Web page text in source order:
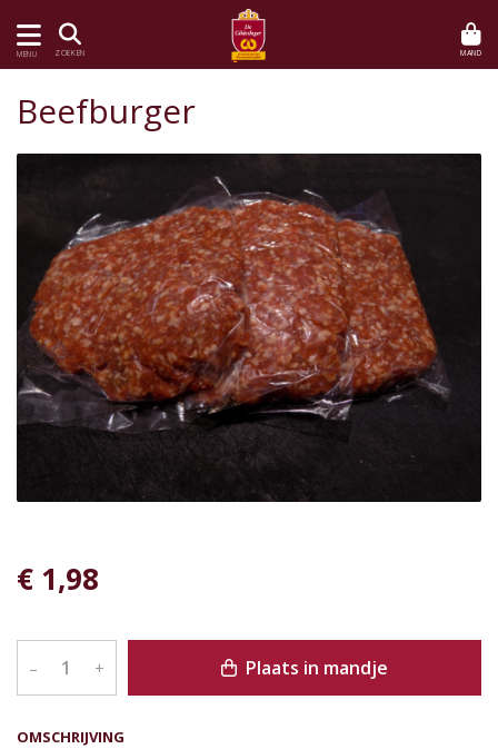
MENU ZOEKEN MAND
OMSCHRIJVING
Beefburger
€ 1,98
– + Plaats in mandje